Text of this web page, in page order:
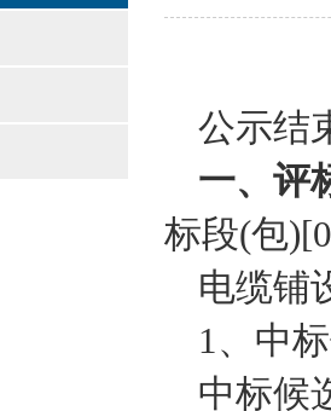
公示结
一、评
标段(包
电缆铺
1、中
中标候